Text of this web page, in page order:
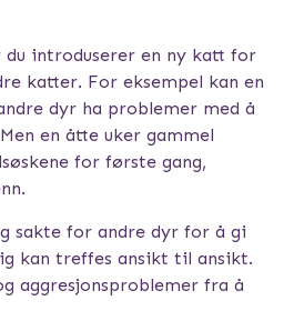
introduserer en ny katt for
katter. For eksempel kan en
dyr ha problemer med å
en åtte uker gammel
for første gang,
sakte for andre dyr for å gi
kan treffes ansikt til ansikt.
aggresjonsproblemer fra å